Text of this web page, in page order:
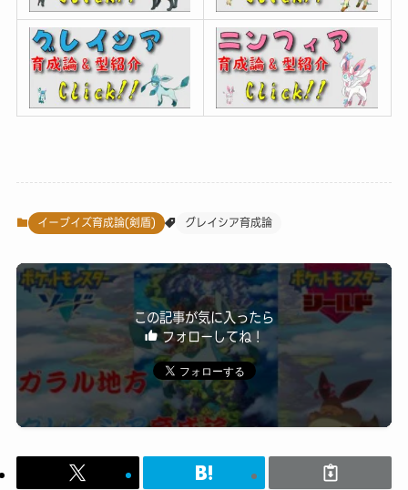
イーブイズ育成論(剣盾) グレイシア育成論
この記事が気に入ったら
フォローしてね！